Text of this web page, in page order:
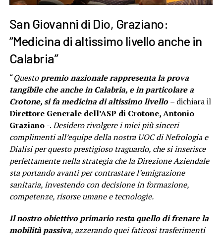
San Giovanni di Dio, Graziano:
“Medicina di altissimo livello anche in
Calabria”
“Questopremio nazionale rappresenta la prova
tangibile che anche in Calabria, e in particolare a
Crotone, si fa medicina di altissimo livello–dichiara il
Direttore Generale dell’ASP di Crotone, Antonio
Graziano -.Desidero rivolgere i miei più sinceri
complimenti all’equipe della nostra UOC di Nefrologia e
Dialisi per questo prestigioso traguardo, che si inserisce
perfettamente nella strategia che la Direzione Aziendale
sta portando avanti per contrastare l’emigrazione
sanitaria, investendo con decisione in formazione,
competenze, risorse umane e tecnologie.
Il nostro obiettivo primario resta quello di frenare la
mobilità passiva, azzerando quei faticosi trasferimenti